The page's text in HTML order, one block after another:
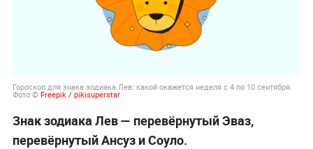
Гороскоп для знака зодиака Лев: какой окажется неделя с 4 по 10 сентября.
Фото © Freepik / pikisuperstar
Знак зодиака Лев — перевёрнутый Эваз,
перевёрнутый Ансуз и Соуло.